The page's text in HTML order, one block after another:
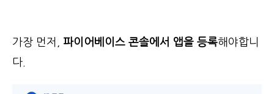
가장 먼저, 파이어베이스 콘솔에서 앱을 등록해야합니
다.